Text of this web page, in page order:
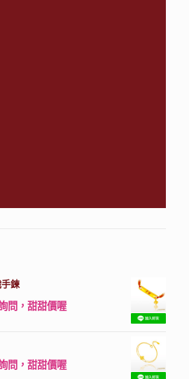
鍊
問，甜甜價喔
問，甜甜價喔